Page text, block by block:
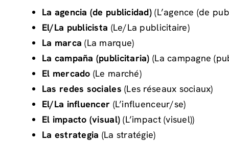
La agencia (de publicidad)(L’agence (de
El/La publicista (Le/La publicitaire)
La marca (La marque)
La campaña (publicitaria) (La campagne
El mercado (Le marché)
Las redes sociales (Les réseaux sociaux)
El/La influencer (L’influenceur/se)
El impacto (visual) (L’impact (visuel))
La estrategia (La stratégie)